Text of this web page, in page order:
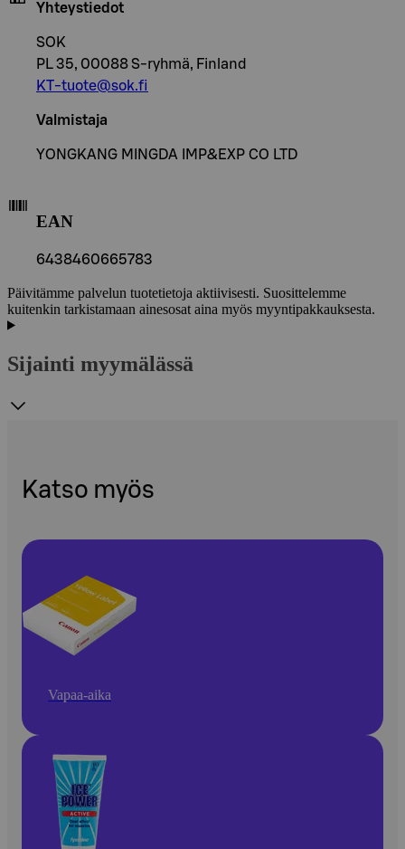
Yhteystiedot
SOK
PL 35, 00088 S-ryhmä, Finland
KT-tuote@sok.fi
Valmistaja
YONGKANG MINGDA IMP&EXP CO LTD
EAN
6438460665783
Päivitämme palvelun tuotetietoja aktiivisesti. Suosittelemme
kuitenkin tarkistamaan ainesosat aina myös myyntipakkauksesta.
Sijainti myymälässä
Katso myös
Vapaa-aika